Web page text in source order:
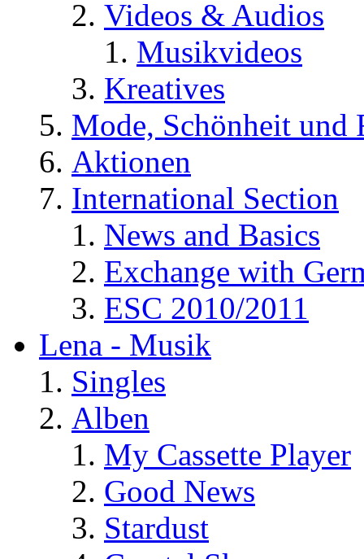
Videos & Audios
Musikvideos
Kreatives
Mode, Schönheit und
Aktionen
International Section
News and Basics
Exchange with
ESC 2010/2011
Lena - Musik
Singles
Alben
My Cassette Player
Good News
Stardust